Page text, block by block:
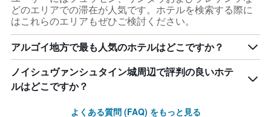
どのエリアでの滞在が人気です。ホテルを検索する際に
はこれらのエリアもぜひご検討ください。
アルゴイ地方で最も人気のホテルはどこですか？
ノイシュヴァンシュタイン城周辺で評判の良いホテ
ルはどこですか？
よくある質問 (FAQ) をもっと見る